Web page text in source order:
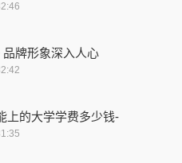
牌形象深入人心
上的大学学费多少钱-